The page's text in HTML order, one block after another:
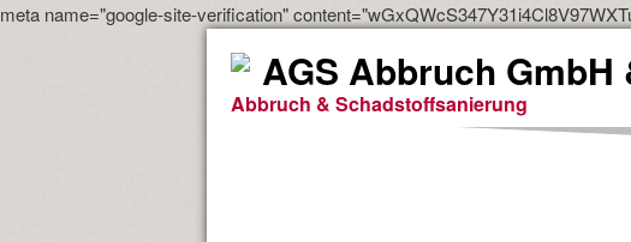
meta name="google-site-verification"
AGS Abbruch GmbH
Abbruch & Schadstoffsanierung